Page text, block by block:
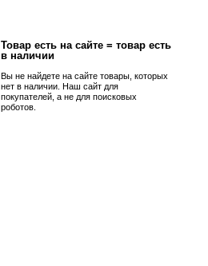
Товар есть на сайте = товар есть
в наличии
Вы не найдете на сайте товары, которых
нет в наличии. Наш сайт для
покупателей, а не для поисковых
роботов.